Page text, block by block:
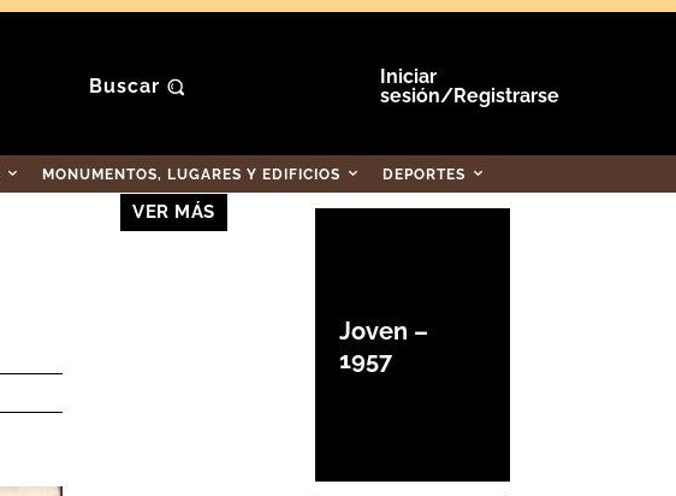
Buscar
Iniciar
sesión/Registrarse
MONUMENTOS, LUGARES Y EDIFICIOS DEPORTES
VER MÁS
Joven –
1957